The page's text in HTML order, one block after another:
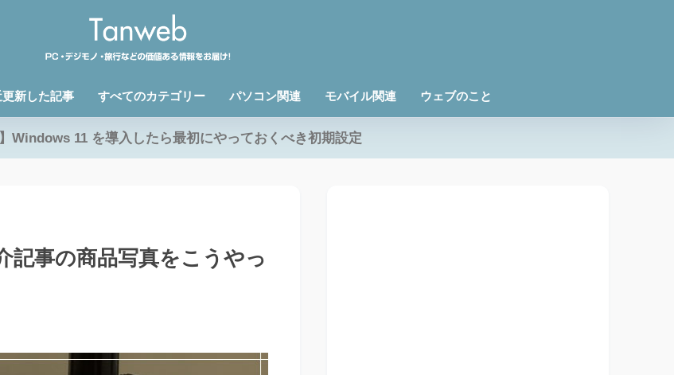
新した記事 すべてのカテゴリー パソコン関連 モバイル関連 ウェブのこと
Windows 11 を導入したら最初にやっておくべき初期設定
記事の商品写真をこうやっ